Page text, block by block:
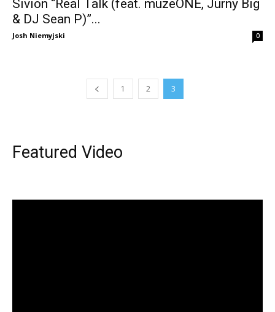
Sivion “Real Talk (feat. muzeONE, Jurny Big
& DJ Sean P)”...
Josh Niemyjski 0
1 2 3
Featured Video